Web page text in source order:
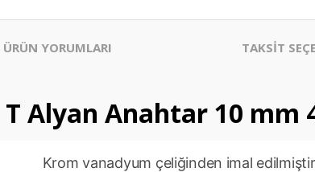
ÜRÜN YORUMLARI TAKSİT
T Alyan Anahtar 10 mm
Krom vanadyum çeliğinden imal